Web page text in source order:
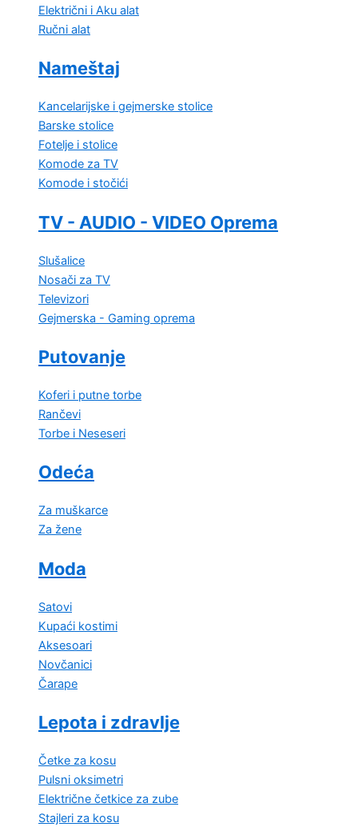
Električni i Aku alat
Ručni alat
Nameštaj
Kancelarijske i gejmerske stolice
Barske stolice
Fotelje i stolice
Komode za TV
Komode i stočići
TV - AUDIO - VIDEO Oprema
Slušalice
Nosači za TV
Televizori
Gejmerska - Gaming oprema
Putovanje
Koferi i putne torbe
Rančevi
Torbe i Neseseri
Odeća
Za muškarce
Za žene
Moda
Satovi
Kupaći kostimi
Aksesoari
Novčanici
Čarape
Lepota i zdravlje
Četke za kosu
Pulsni oksimetri
Električne četkice za zube
Stajleri za kosu